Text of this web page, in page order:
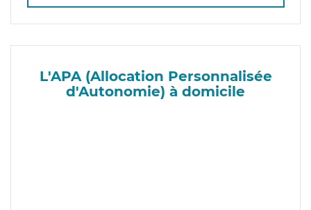
L'APA (Allocation Personnalisée
d'Autonomie) à domicile